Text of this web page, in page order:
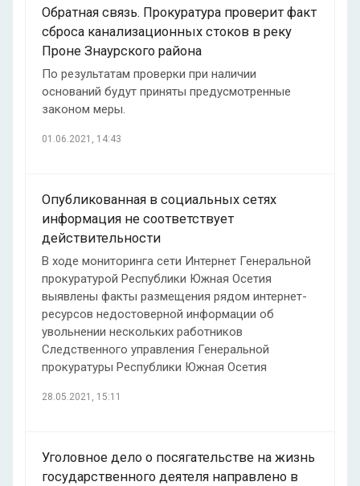
Обратная связь. Прокуратура проверит факт
сброса канализационных стоков в реку
Проне Знаурского района
По результатам проверки при наличии
оснований будут приняты предусмотренные
законом меры.
01.06.2021, 14:43
Опубликованная в социальных сетях
информация не соответствует
действительности
В ходе мониторинга сети Интернет Генеральной
прокуратурой Республики Южная Осетия
выявлены факты размещения рядом интернет-
ресурсов недостоверной информации об
увольнении нескольких работников
Следственного управления Генеральной
прокуратуры Республики Южная Осетия
28.05.2021, 15:11
Уголовное дело о посягательстве на жизнь
государственного деятеля направлено в